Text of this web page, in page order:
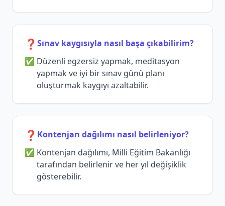
❓ Sınav kaygısıyla nasıl başa çıkabilirim?
Düzenli egzersiz yapmak, meditasyon
yapmak ve iyi bir sınav günü planı
oluşturmak kaygıyı azaltabilir.
❓ Kontenjan dağılımı nasıl belirleniyor?
Kontenjan dağılımı, Milli Eğitim Bakanlığı
tarafından belirlenir ve her yıl değişiklik
gösterebilir.